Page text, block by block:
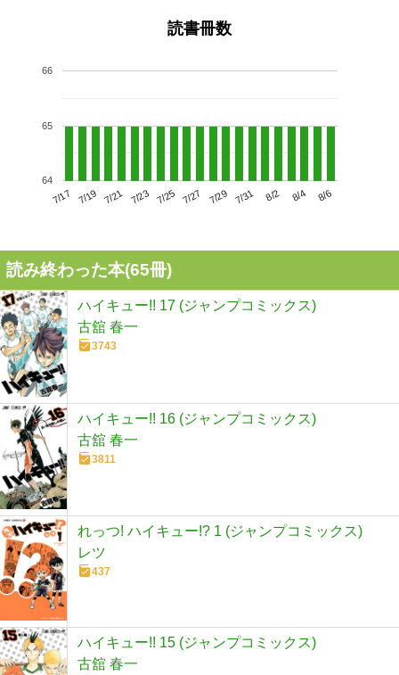
読書冊数
7/17 7/19 7/21 7/23 7/25 7/27 7/29 7/31 8/2 8/4 8/6
64
65
66
読み終わった本(65冊)
ハイキュー!! 17 (ジャンプコミックス)
古舘 春一
3743
ハイキュー!! 16 (ジャンプコミックス)
古舘 春一
3811
れっつ! ハイキュー!? 1 (ジャンプコミックス)
レツ
437
ハイキュー!! 15 (ジャンプコミックス)
古舘 春一